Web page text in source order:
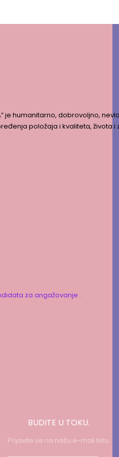
je humanitarno, dobrovoljno,
položaja i kvaliteta, života i
za angažovanje .
BUDITE U TOKU.
Prijavite se na našu e-mail listu.